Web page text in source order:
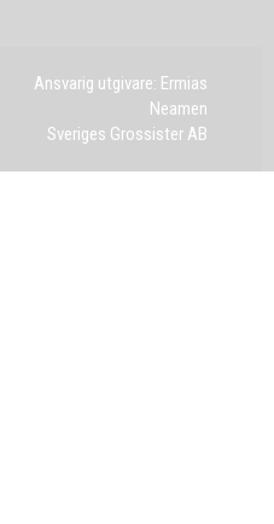
Ansvarig utgivare: Ermias
Neamen
Sveriges Grossister AB